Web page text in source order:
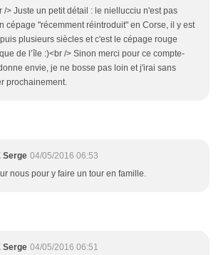
/> Juste un petit détail : le niellucciu n'est pas
cépage "récemment réintroduit" en Corse, il y est
plusieurs siècles et c'est le cépage rouge
de l’île :)<br /> Sinon merci pour ce compte-
envie, je ne bosse pas loin et j'irai sans
prochainement.
Serge 04/05/2016 06:53
nous pour y faire un tour en famille.
Serge 04/05/2016 06:51